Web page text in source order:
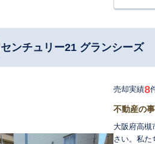
センチュリー21 グランシーズ
売却実績8
不動産の
大阪府高槻
さい。私た